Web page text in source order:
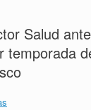
Salud ante
temporada